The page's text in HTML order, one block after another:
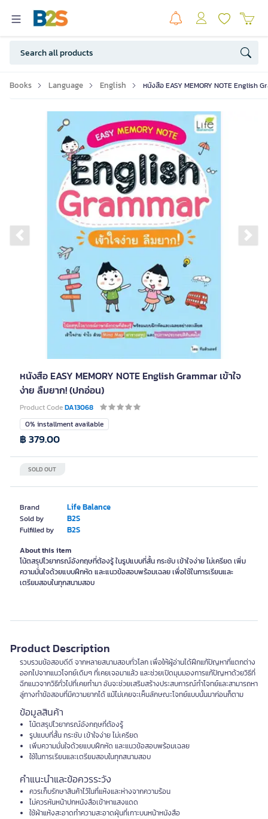
Books Language English หนังสือ EASY MEMORY NOTE English
Previous slide
หนังสือ EASY MEMORY NOTE English Grammar เข้าใจ
ง่าย ลืมยาก! (ปกอ่อน)
Product CodeDA13068
Brand Life Balance
Sold by B2S
Fulfilled by B2S
0% installment available
SOLD OUT
฿ 379.00
About this item
โน้ตสรุปไวยากรณ์อังกฤษที่ต้องรู้ ในรูปแบบที่สั้น กระชับ เข้าใจง่าย ไม่เครียด เพิ่ม
ความมั่นใจด้วยแบบฝึกหัด และแนวข้อสอบพร้อมเฉลย เพื่อใช้ในการเรียนและ
เตรียมสอบในทุกสนามสอบ
Product Description
รวบรวมข้อสอบดีดี จากหลายสนามสอบทั่วโลก เพื่อให้ผู้อ่านได้ฝึกแก้ปัญหาที่แตกต่าง
ออกไปจากแนวโจทย์เดิมๆ ที่เคยเจอมาแล้ว และช่วยเปิดมุมมองการแก้ปัญหาด้วยวิธีที่
ฉีกแนวจากวิธีทั่วไปที่เคยทำมา อันจะช่วยเสริมสร้างประสบการณ์ทำโจทย์และสามารถหา
ลู่ทางทำข้อสอบที่มีความยากได้ แม้ไม่เคยจะเห็นลักษณะโจทย์แบบนั้นมาก่อนก็ตาม
ข้อมูลสินค้า
โน้ตสรุปไวยากรณ์อังกฤษที่ต้องรู้
รูปแบบที่สั้น กระชับ เข้าใจง่าย ไม่เครียด
เพิ่มความมั่นใจด้วยแบบฝึกหัด และแนวข้อสอบพร้อมเฉลย
ใช้ในการเรียนและเตรียมสอบในทุกสนามสอบ
คำแนะนำและข้อควรระวัง
ควรเก็บรักษาสินค้าไว้ในที่แห้งและห่างจากความร้อน
ไม่ควรหันหน้าปกหนังสือเข้าหาแสงแดด
ใช้ผ้าแห้งสะอาดทำความสะอาดฝุ่นที่เกาะบนหน้าหนังสือ